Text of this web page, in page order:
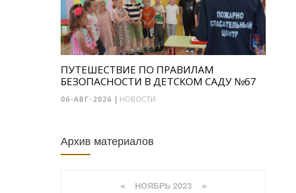
ПУТЕШЕСТВИЕ ПО ПРАВИЛАМ
БЕЗОПАСНОСТИ В ДЕТСКОМ САДУ №67
06-АВГ-2026 | НОВОСТИ
Архив материалов
« НОЯБРЬ 2023 »